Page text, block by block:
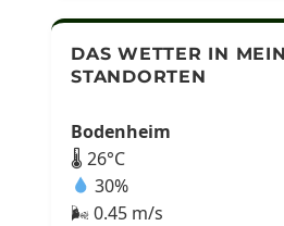
DAS WETTER IN
STANDORTEN
Bodenheim
🌡 26°C
30%
🌬 0.45 m/s